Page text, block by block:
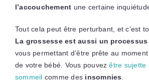
l’accouchement une certaine
Tout cela peut être perturbant, et c’est
La grossesse est aussi un
vous permettant d’être prête au
de votre bébé. Vous pouvezêtre sujette
sommeil comme des insomnies.